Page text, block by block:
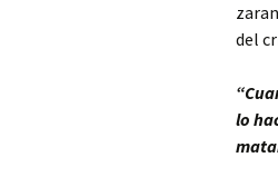
del
lo